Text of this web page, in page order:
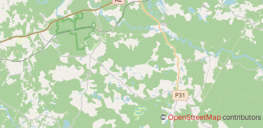
©OpenStreetMapcontributors